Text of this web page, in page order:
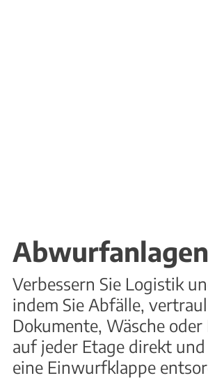
Abwurfanlagen
Verbessern Sie Logistik
indem Sie Abfälle,
Dokumente, Wäsche oder
auf jeder Etage direkt
eine Einwurfklappe